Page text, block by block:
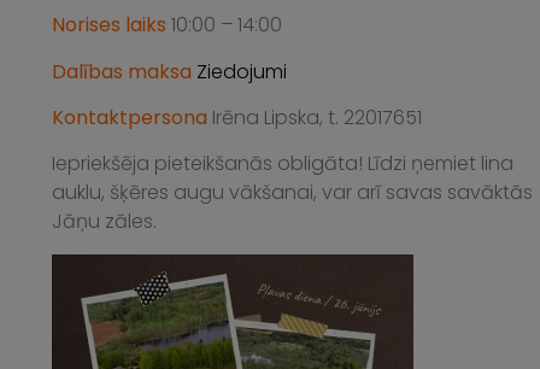
Norises laiks 10:00 – 14:00
Dalības maksa Ziedojumi
Kontaktpersona Irēna Lipska, t. 22017651
Iepriekšēja pieteikšanās obligāta! Līdzi ņemiet lina
auklu, šķēres augu vākšanai, var arī savas savāktās
Jāņu zāles.